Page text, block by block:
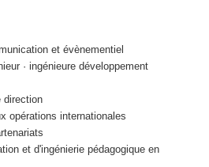
et évènementiel
· ingénieure développement
direction
opérations internationales
et d'ingénierie pédagogique en